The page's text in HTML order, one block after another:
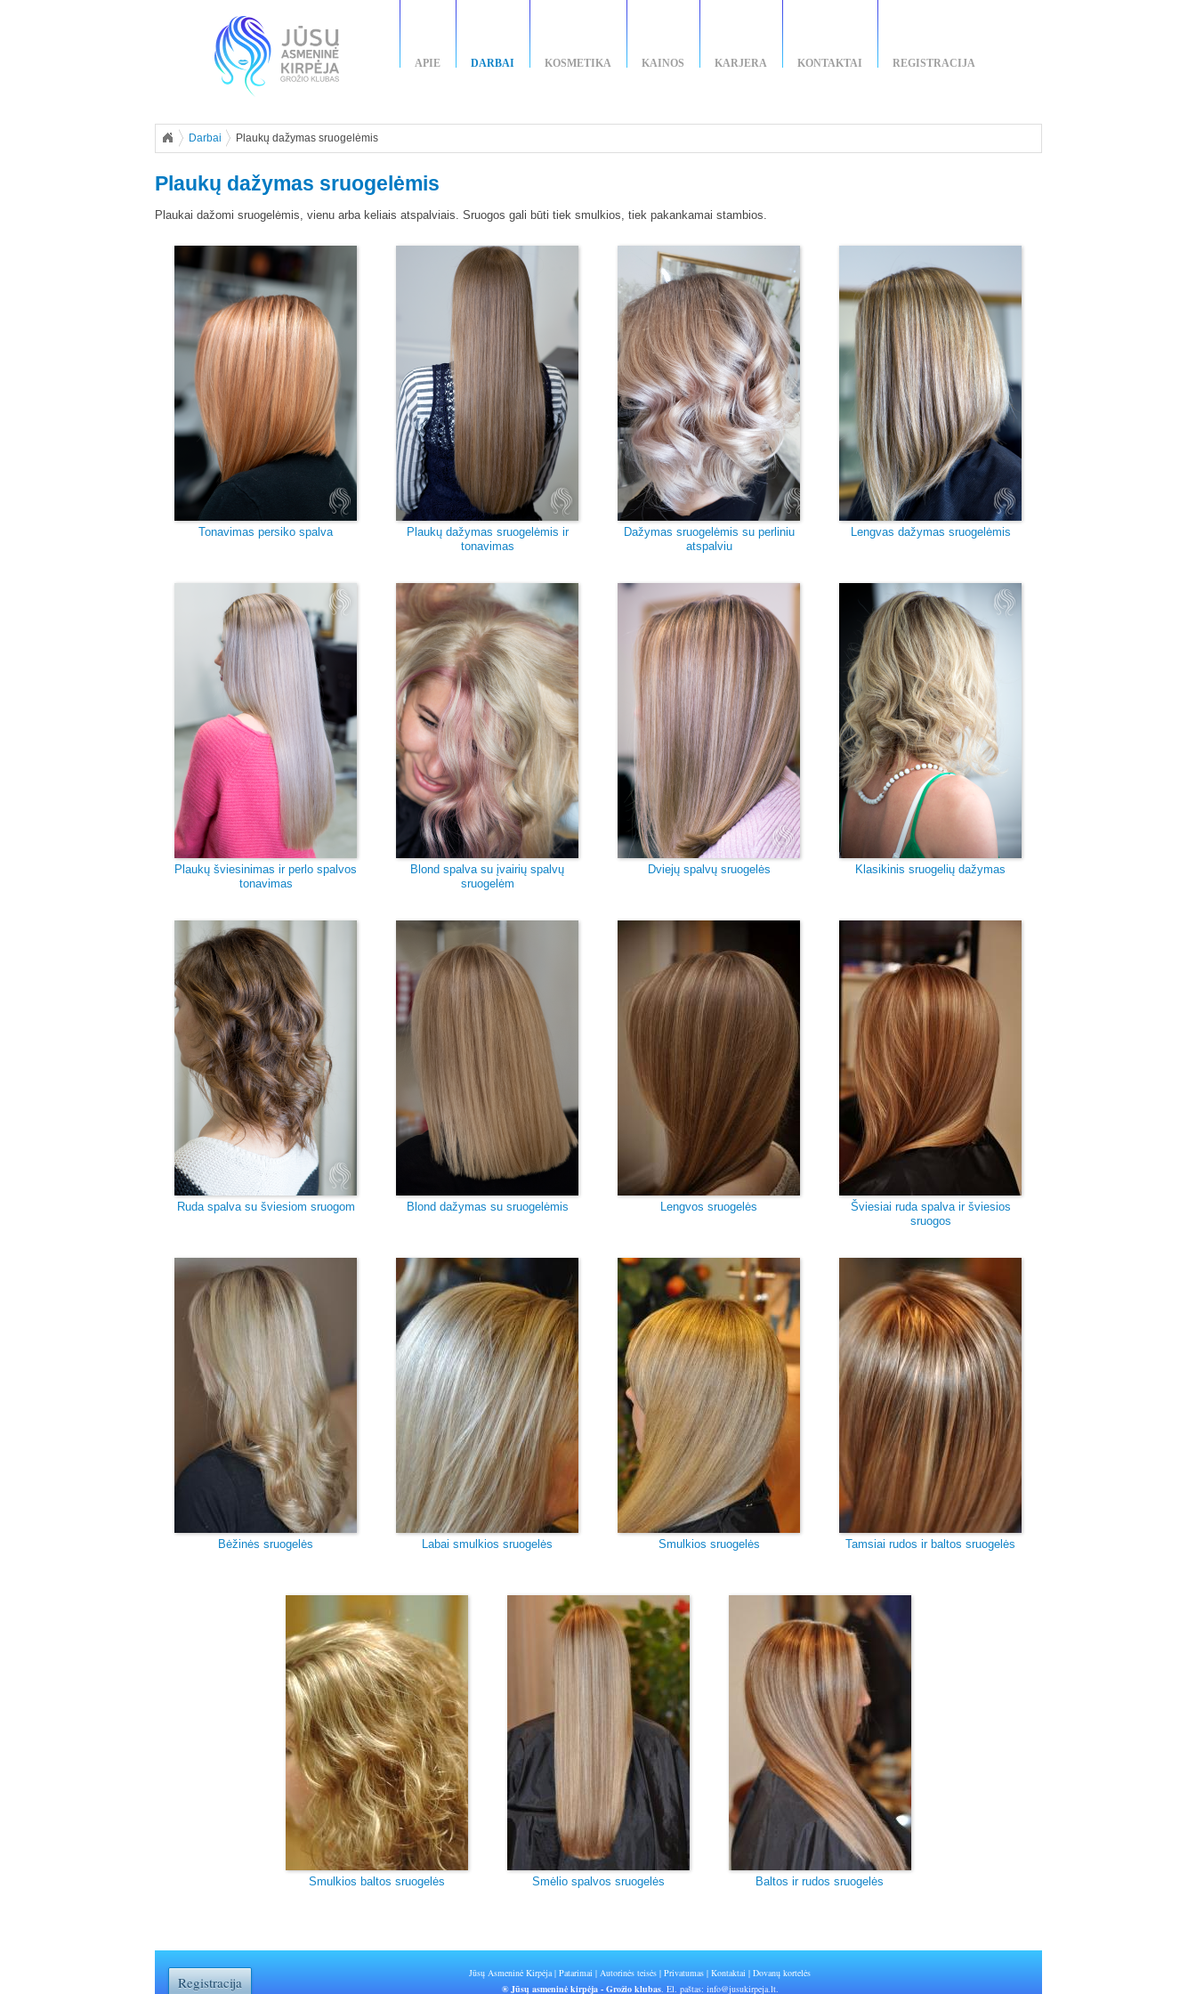
APIE DARBAI KOSMETIKA KAINOS KARJERA KONTAKTAI REGISTRACIJA
Darbai Plaukų dažymas sruogelėmis
Plaukų dažymas sruogelėmis
Plaukai dažomi sruogelėmis, vienu arba keliais atspalviais. Sruogos gali būti tiek smulkios, tiek pakankamai stambios.
Tonavimas persiko spalva
Plaukų dažymas sruogelėmis ir
tonavimas
Dažymas sruogelėmis su perliniu
atspalviu
Lengvas dažymas sruogelėmis
Plaukų šviesinimas ir perlo spalvos
tonavimas
Blond spalva su įvairių spalvų
sruogelėm
Dviejų spalvų sruogelės Klasikinis sruogelių dažymas
Ruda spalva su šviesiom sruogom Blond dažymas su sruogelėmis Lengvos sruogelės
Šviesiai ruda spalva ir šviesios
sruogos
Bėžinės sruogelės Labai smulkios sruogelės Smulkios sruogelės Tamsiai rudos ir baltos sruogelės
Smulkios baltos sruogelės Smėlio spalvos sruogelės Baltos ir rudos sruogelės
Registracija
Jūsų Asmeninė Kirpėja| Patarimai | Autorinės teisės | Privatumas | Kontaktai | Dovanų kortelės
® Jūsų asmeninė kirpėja - Grožio klubas. El. paštas: info@jusukirpeja.lt.